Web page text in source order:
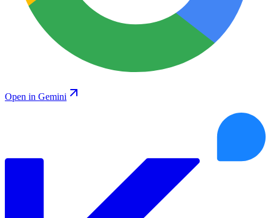
Open in Gemini